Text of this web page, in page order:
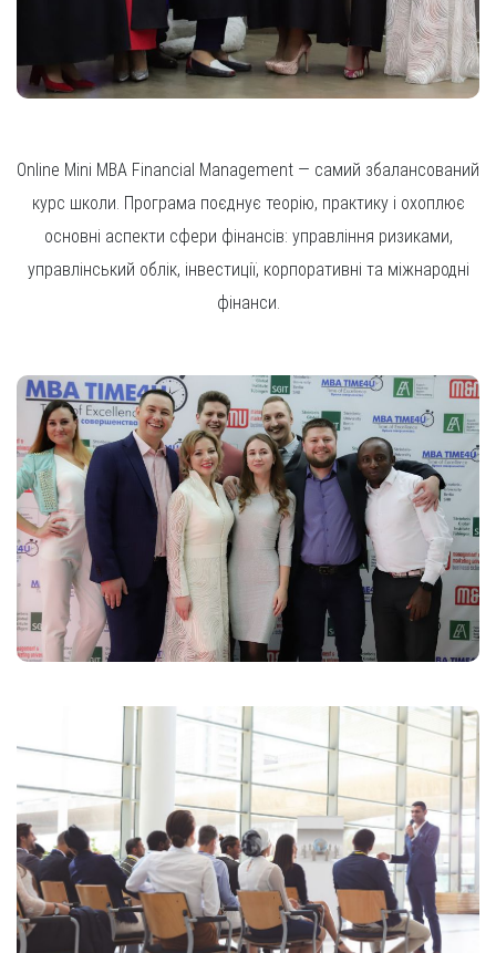
Online Mini MBA Financial Management — самий збалансований
курс школи. Програма поєднує теорію, практику і охоплює
основні аспекти сфери фінансів: управління ризиками,
управлінський облік, інвестиції, корпоративні та міжнародні
фінанси.